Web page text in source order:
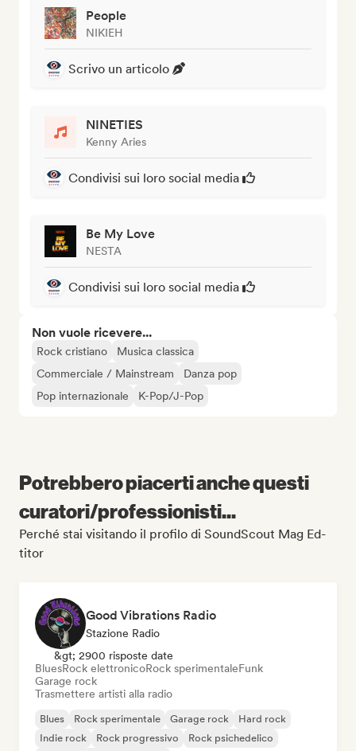
People
NIKIEH
Scrivo un articolo
NINETIES
Kenny Aries
Condivisi sui loro social media
Be My Love
NESTA
Condivisi sui loro social media
Non vuole ricevere...
Rock cristiano
Musica classica
Commerciale / Mainstream
Danza pop
Pop internazionale
K-Pop/J-Pop
Potrebbero piacerti anche questi
curatori/professionisti...
Perché stai visitando il profilo di SoundScout Mag Ed-
titor
Good Vibrations Radio
Stazione Radio
&gt; 2900 risposte date
BluesRock elettronicoRock sperimentaleFunk
Garage rock
Trasmettere artisti alla radio
Blues Rock sperimentale Garage rock
Hard rock
Indie rock
Rock progressivo Rock psichedelico